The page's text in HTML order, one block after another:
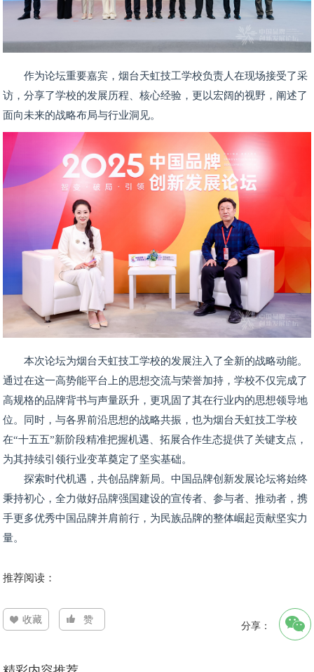
作为论坛重要嘉宾，烟台天虹技工学校负责人在现场接受了采
访，分享了学校的发展历程、核心经验，更以宏阔的视野，阐述了
面向未来的战略布局与行业洞见。
本次论坛为烟台天虹技工学校的发展注入了全新的战略动能。
通过在这一高势能平台上的思想交流与荣誉加持，学校不仅完成了
高规格的品牌背书与声量跃升，更巩固了其在行业内的思想领导地
位。同时，与各界前沿思想的战略共振，也为烟台天虹技工学校
在“十五五”新阶段精准把握机遇、拓展合作生态提供了关键支点，
为其持续引领行业变革奠定了坚实基础。
探索时代机遇，共创品牌新局。中国品牌创新发展论坛将始终
秉持初心，全力做好品牌强国建设的宣传者、参与者、推动者，携
手更多优秀中国品牌并肩前行，为民族品牌的整体崛起贡献坚实力
量。
推荐阅读：
收藏 赞 分享：